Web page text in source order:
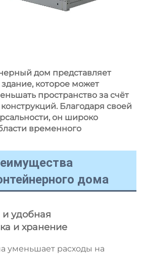
дом представляет
которое может
пространство за счёт
Благодаря своей
он широко
временного
дома
удобная
и хранение
уменьшает расходы на